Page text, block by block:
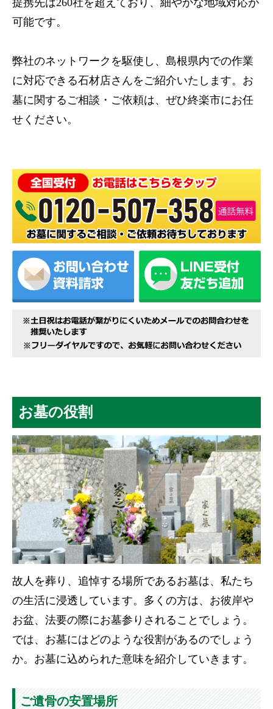
可能です。
弊社のネットワークを駆使し、島根県内での作業
に対応できる石材店さんをご紹介いたします。お
墓に関するご相談・ご依頼は、ぜひ終楽市にお任
せください。
お墓の役割
故人を葬り、追悼する場所であるお墓は、私たち
の生活に浸透しています。多くの方は、お彼岸や
お盆、法要の際にお墓参りされることでしょう。
では、お墓にはどのような役割があるのでしょう
か。お墓に込められた意味を紹介していきます。
ご遺骨の安置場所